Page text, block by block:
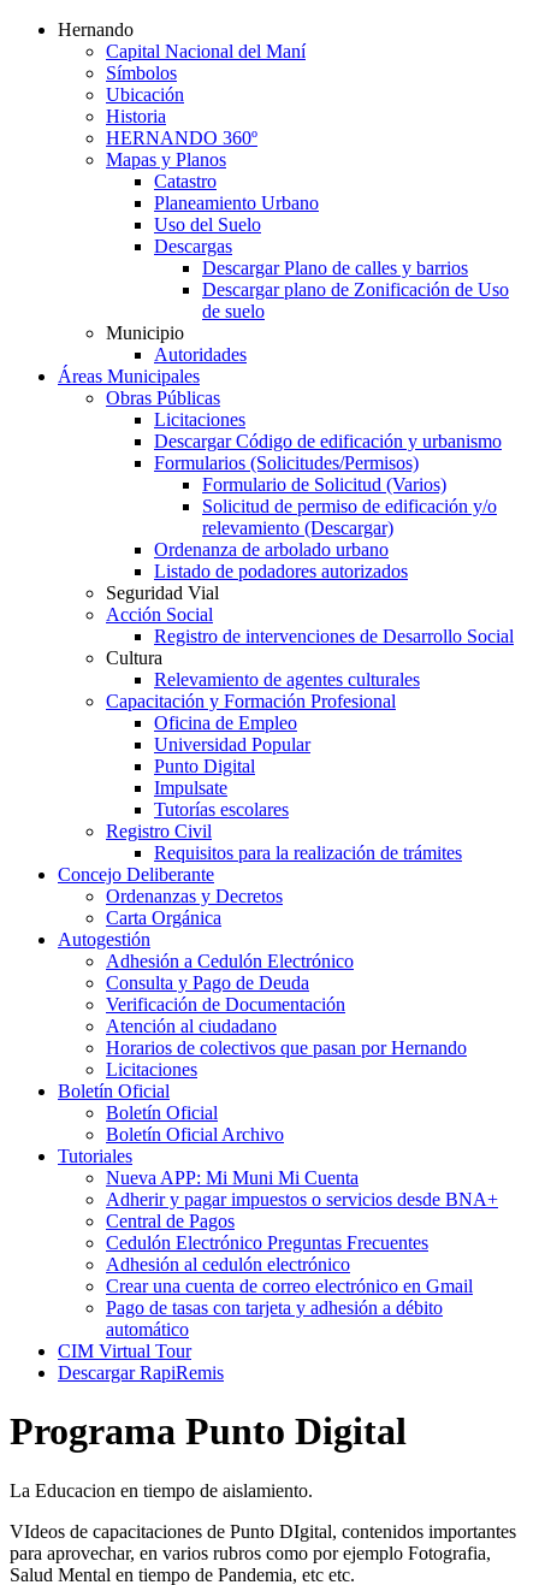
Hernando
Capital Nacional del Maní
Símbolos
Ubicación
Historia
HERNANDO 360º
Mapas y Planos
Catastro
Planeamiento Urbano
Uso del Suelo
Descargas
Descargar Plano de calles y barrios
Descargar plano de Zonificación de Uso
de suelo
Municipio
Autoridades
Áreas Municipales
Obras Públicas
Licitaciones
Descargar Código de edificación y urbanismo
Formularios (Solicitudes/Permisos)
Formulario de Solicitud (Varios)
Solicitud de permiso de edificación y/o
relevamiento (Descargar)
Ordenanza de arbolado urbano
Listado de podadores autorizados
Seguridad Vial
Acción Social
Registro de intervenciones de Desarrollo Social
Cultura
Relevamiento de agentes culturales
Capacitación y Formación Profesional
Oficina de Empleo
Universidad Popular
Punto Digital
Impulsate
Tutorías escolares
Registro Civil
Requisitos para la realización de trámites
Concejo Deliberante
Ordenanzas y Decretos
Carta Orgánica
Autogestión
Adhesión a Cedulón Electrónico
Consulta y Pago de Deuda
Verificación de Documentación
Atención al ciudadano
Horarios de colectivos que pasan por Hernando
Licitaciones
Boletín Oficial
Boletín Oficial
Boletín Oficial Archivo
Tutoriales
Nueva APP: Mi Muni Mi Cuenta
Adherir y pagar impuestos o servicios desde BNA+
Central de Pagos
Cedulón Electrónico Preguntas Frecuentes
Adhesión al cedulón electrónico
Crear una cuenta de correo electrónico en Gmail
Pago de tasas con tarjeta y adhesión a débito
automático
CIM Virtual Tour
Descargar RapiRemis
Programa Punto Digital
La Educacion en tiempo de aislamiento.
VIdeos de capacitaciones de Punto DIgital, contenidos importantes
para aprovechar, en varios rubros como por ejemplo Fotografia,
Salud Mental en tiempo de Pandemia, etc etc.